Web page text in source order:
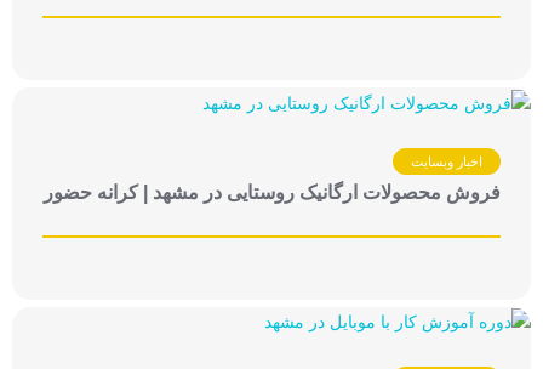
اخبار وبسایت
فروش محصولات ارگانیک روستایی در مشهد | کرانه حضور